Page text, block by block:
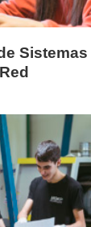
Sistemas